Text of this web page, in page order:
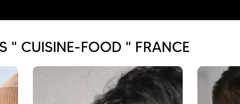
" CUISINE-FOOD " FRANCE